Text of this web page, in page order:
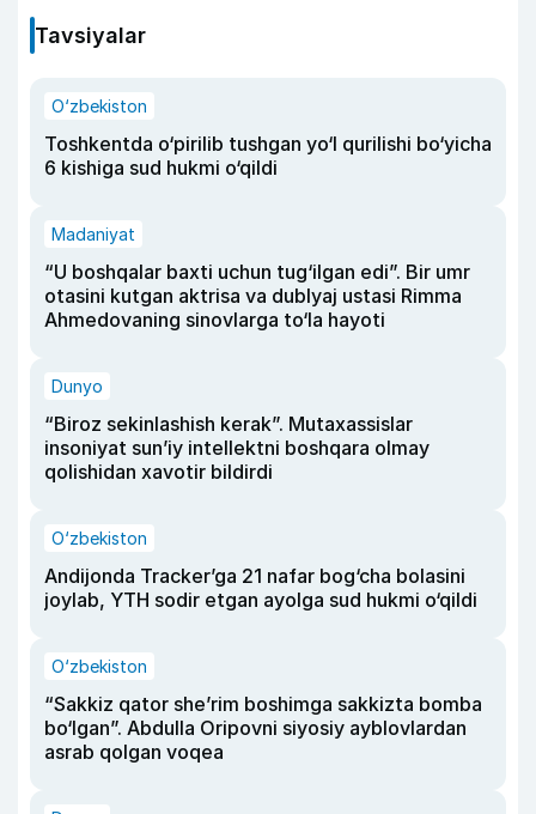
Tavsiyalar
O‘zbekiston
Toshkentda o‘pirilib tushgan yo‘l qurilishi bo‘yicha
6 kishiga sud hukmi o‘qildi
Madaniyat
“U boshqalar baxti uchun tug‘ilgan edi”. Bir umr
otasini kutgan aktrisa va dublyaj ustasi Rimma
Ahmedovaning sinovlarga to‘la hayoti
Dunyo
“Biroz sekinlashish kerak”. Mutaxassislar
insoniyat sun’iy intellektni boshqara olmay
qolishidan xavotir bildirdi
O‘zbekiston
Andijonda Tracker’ga 21 nafar bog‘cha bolasini
joylab, YTH sodir etgan ayolga sud hukmi o‘qildi
O‘zbekiston
“Sakkiz qator she’rim boshimga sakkizta bomba
bo‘lgan”. Abdulla Oripovni siyosiy ayblovlardan
asrab qolgan voqea